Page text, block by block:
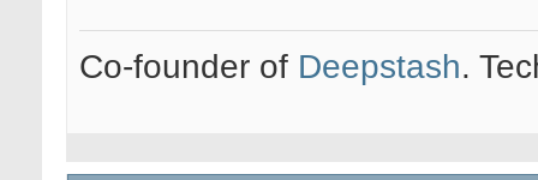
Co-founder of Deepstash.